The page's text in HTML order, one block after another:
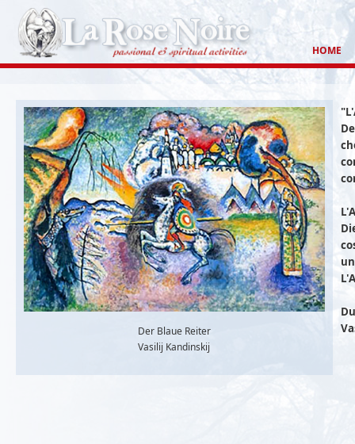
HOME
Der Blaue Reiter
Vasilij Kandinskij